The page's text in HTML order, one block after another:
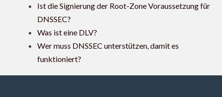
Ist die Signierung der Root-Zone Voraussetzung für
DNSSEC?
Was ist eine DLV?
Wer muss DNSSEC unterstützen, damit es
funktioniert?